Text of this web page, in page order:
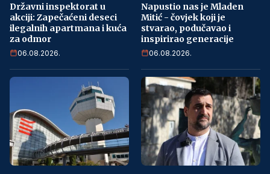
Državni inspektorat u
akciji: Zapečaćeni deseci
ilegalnih apartmana i kuća
za odmor
06.08.2026.
Napustio nas je Mladen
Mitić - čovjek koji je
stvarao, podučavao i
inspirirao generacije
06.08.2026.